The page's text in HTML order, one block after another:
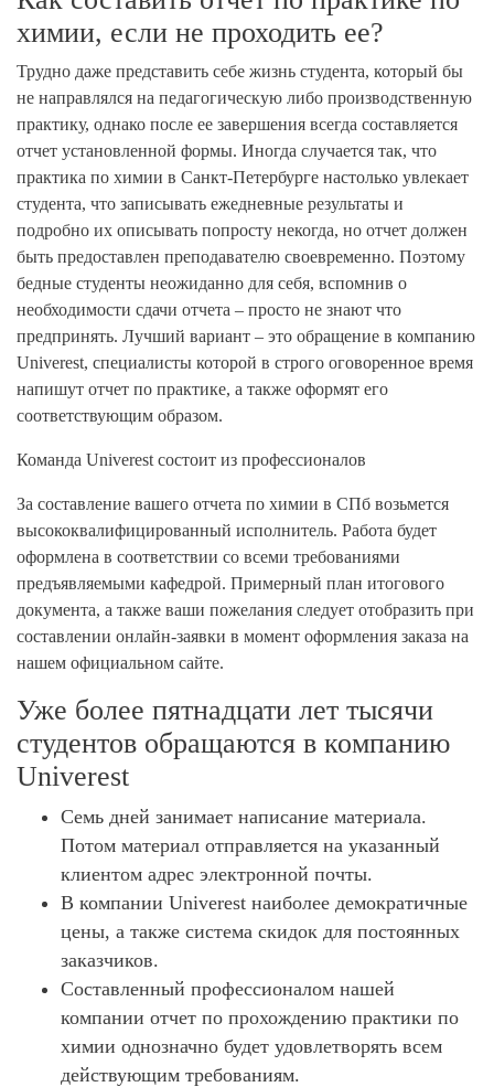
химии, если не проходить ее?
Трудно даже представить себе жизнь студента, который бы
не направлялся на педагогическую либо производственную
практику, однако после ее завершения всегда составляется
отчет установленной формы. Иногда случается так, что
практика по химии в Санкт-Петербурге настолько увлекает
студента, что записывать ежедневные результаты и
подробно их описывать попросту некогда, но отчет должен
быть предоставлен преподавателю своевременно. Поэтому
бедные студенты неожиданно для себя, вспомнив о
необходимости сдачи отчета – просто не знают что
предпринять. Лучший вариант – это обращение в компанию
Univerest, специалисты которой в строго оговоренное время
напишут отчет по практике, а также оформят его
соответствующим образом.
Команда Univerest состоит из профессионалов
За составление вашего отчета по химии в СПб возьмется
высококвалифицированный исполнитель. Работа будет
оформлена в соответствии со всеми требованиями
предъявляемыми кафедрой. Примерный план итогового
документа, а также ваши пожелания следует отобразить при
составлении онлайн-заявки в момент оформления заказа на
нашем официальном сайте.
Уже более пятнадцати лет тысячи
студентов обращаются в компанию
Univerest
Семь дней занимает написание материала.
Потом материал отправляется на указанный
клиентом адрес электронной почты.
В компании Univerest наиболее демократичные
цены, а также система скидок для постоянных
заказчиков.
Составленный профессионалом нашей
компании отчет по прохождению практики по
химии однозначно будет удовлетворять всем
действующим требованиям.